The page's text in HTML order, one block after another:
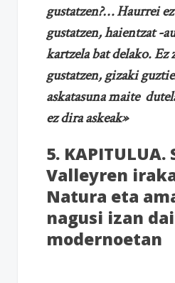
gustatzen?… Haurrei
gustatzen, haientzat -
kartzela bat delako. Ez
gustatzen, gizaki
askatasuna maite
ez dira askeak»
5. KAPITULUA.
Valleyren
Natura eta
nagusi izan
modernoetan